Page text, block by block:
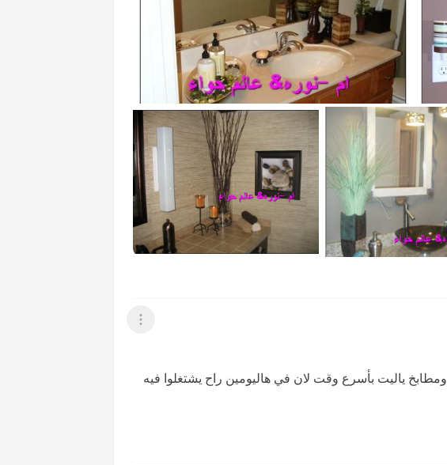
عرض القائمة
ياليت بأسرع وقت لان في هاليومين راح يشتغلوا فيه